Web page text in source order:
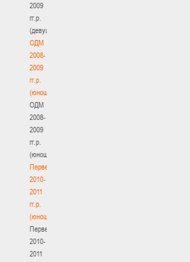
2009
гг.р.
(девушки)
ОДМ
2008-
2009
гг.р.
(юноши)
ОДМ
2008-
2009
гг.р.
(юноши)
Первенство
2010-
2011
гг.р.
(юноши)
Первенство
2010-
2011